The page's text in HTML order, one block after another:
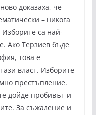
доказаха, че
– никога
са най-
Ако Терзиев бъде
това е
власт. Изборите
престъпление.
дойде пробивът и
За съжаление и